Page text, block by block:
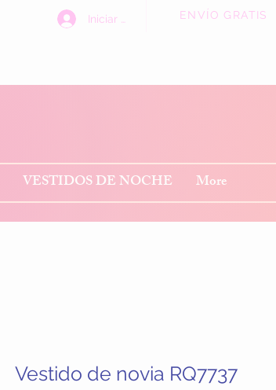
Iniciar sesión ENVÍO GRATIS
VESTIDOS DE NOCHE More
Vestido de novia RQ7737